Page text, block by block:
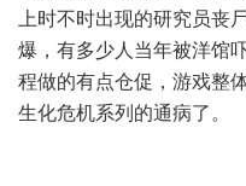
上时不时出现的研究员丧
爆，有多少人当年被洋馆
程做的有点仓促，游戏整
生化危机系列的通病了。